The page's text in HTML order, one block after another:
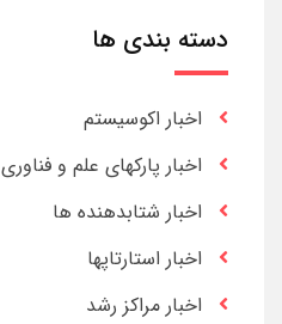
دسته بندی ها
اخبار اکوسیستم
اخبار پارکهای علم و فناوری
اخبار شتابدهنده ها
اخبار استارتاپها
اخبار مراکز رشد